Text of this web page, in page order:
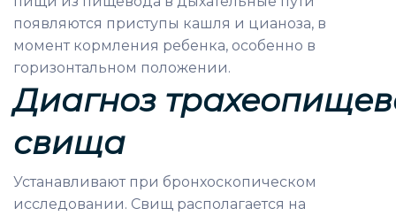
появляются приступы кашля и цианоза, в
момент кормления ребенка, особенно в
горизонтальном положении.
Диагноз
свища
Устанавливают при бронхоскопическом
исследовании. Свищ располагается на